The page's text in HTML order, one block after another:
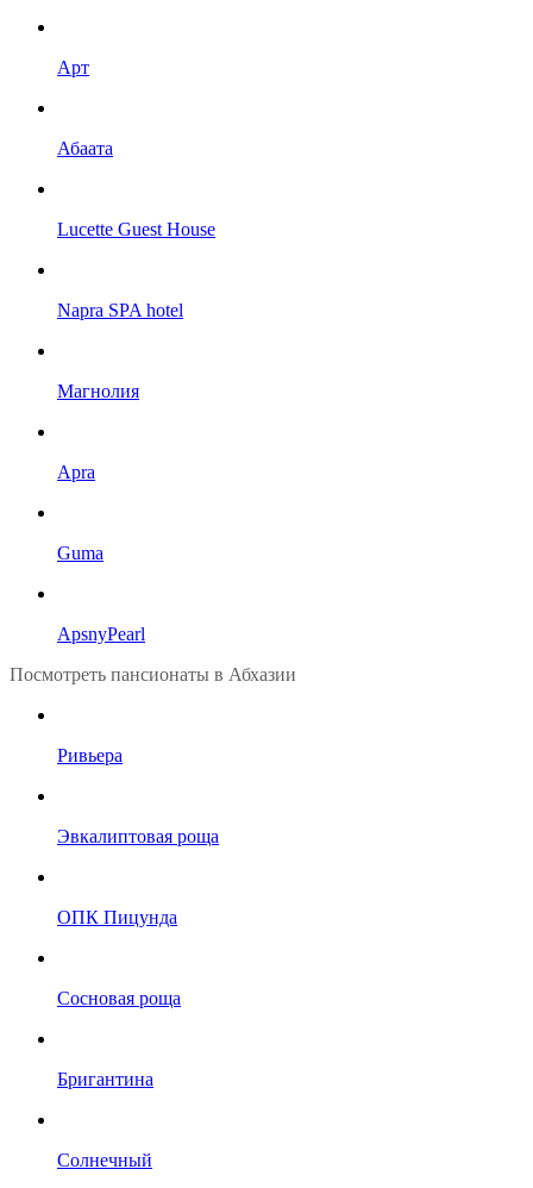
Арт
Абаата
Lucette Guest House
Napra SPA hotel
Магнолия
Apra
Guma
ApsnyPearl
Посмотреть пансионаты в Абхазии
Ривьера
Эвкалиптовая роща
ОПК Пицунда
Сосновая роща
Бригантина
Солнечный